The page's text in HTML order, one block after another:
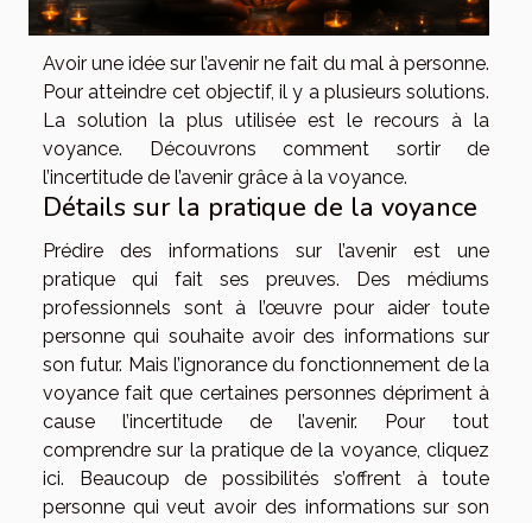
Avoir une idée sur l’avenir ne fait du mal à personne.
Pour atteindre cet objectif, il y a plusieurs solutions.
La solution la plus utilisée est le recours à la
voyance. Découvrons comment sortir de
l’incertitude de l’avenir grâce à la voyance.
Détails sur la pratique de la voyance
Prédire des informations sur l’avenir est une
pratique qui fait ses preuves. Des médiums
professionnels sont à l’œuvre pour aider toute
personne qui souhaite avoir des informations sur
son futur. Mais l’ignorance du fonctionnement de la
voyance fait que certaines personnes dépriment à
cause l’incertitude de l’avenir. Pour tout
comprendre sur la pratique de la voyance, cliquez
ici. Beaucoup de possibilités s’offrent à toute
personne qui veut avoir des informations sur son